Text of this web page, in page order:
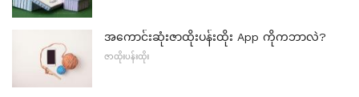
အကောင်းဆုံးဇာထိုးပန်းထိုး App ကိုကဘာလဲ?
ဇာထိုးပန်းထိုး